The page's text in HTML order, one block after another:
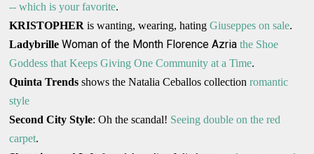
-- which is your favorite.
KRISTOPHER is wanting, wearing, hatingGiuseppes on sale.
Ladybrille Woman of the Month Florence Azriathe Shoe
Goddess that Keeps Giving One Community at a Time.
Quinta Trends shows the Natalia Ceballos collectionromantic
style
Second City Style: Oh the scandal! Seeing double on the red
carpet.